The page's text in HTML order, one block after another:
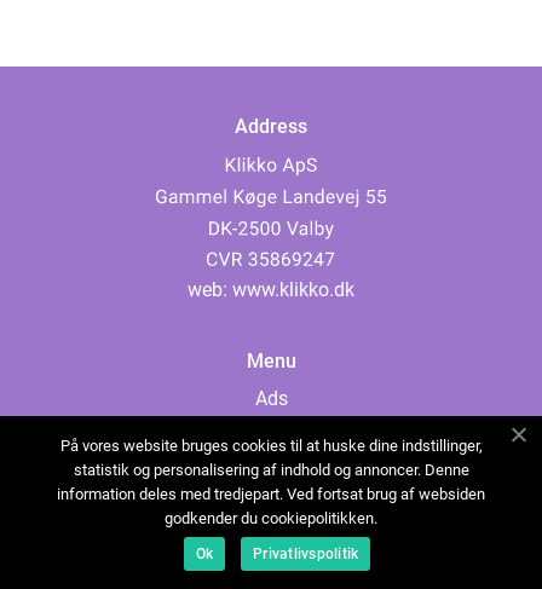
Address
web: www.klikko.dk
Menu
Ads
Cookies
Contact
Sitemap
På vores website bruges cookies til at huske dine indstillinger,
statistik og personalisering af indhold og annoncer. Denne
information deles med tredjepart. Ved fortsat brug af websiden
godkender du cookiepolitikken.
Ok Privatlivspolitik